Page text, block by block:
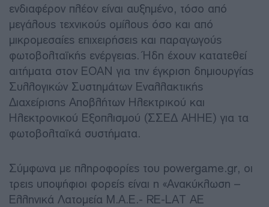
ενδιαφέρον πλέον είναι αυξημένο, τόσο από
μεγάλους τεχνικούς ομίλους όσο και από
μικρομεσαίες επιχειρήσεις και παραγωγούς
φωτοβολταϊκής ενέργειας. Ήδη έχουν κατατεθεί
αιτήματα στον ΕΟΑΝ για την έγκριση δημιουργίας
Συλλογικών Συστημάτων Εναλλακτικής
Διαχείρισης Αποβλήτων Ηλεκτρικού και
Ηλεκτρονικού Εξοπλισμού (ΣΣΕΔ ΑΗΗΕ) για τα
φωτοβολταϊκά συστήματα.
Σύμφωνα με πληροφορίες του powergame.gr, oι
τρεις υποψήφιοι φορείς είναι η «Ανακύκλωση –
Ελληνικά Λατομεία Μ.Α.Ε.- RE-LAT AE